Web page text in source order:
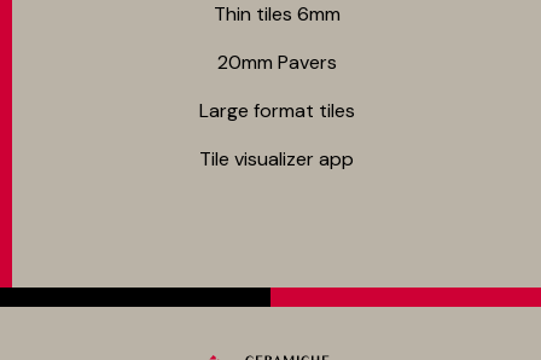
Thin tiles 6mm
20mm Pavers
Large format tiles
Tile visualizer app